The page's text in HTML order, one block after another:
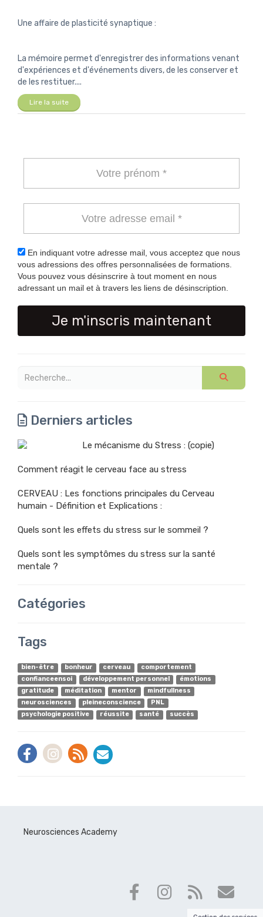
Une affaire de plasticité synaptique :
La mémoire permet d'enregistrer des informations venant
d'expériences et d'événements divers, de les conserver et
de les restituer....
Lire la suite
En indiquant votre adresse mail, vous acceptez que nous
vous adressions des offres personnalisées de formations.
Vous pouvez vous désinscrire à tout moment en nous
adressant un mail et à travers les liens de désinscription.
Je m'inscris maintenant
Derniers articles
Le mécanisme du Stress : (copie)
Comment réagit le cerveau face au stress
CERVEAU : Les fonctions principales du Cerveau
humain - Définition et Explications :
Quels sont les effets du stress sur le sommeil ?
Quels sont les symptômes du stress sur la santé
mentale ?
Catégories
Tags
bien-être bonheur cerveau
comportement
confianceensoi
développement personnel
émotions
gratitude
méditation mentor
mindfullness
neurosciences
pleineconscience
PNL
psychologie positive
réussite santé succès
Neurosciences Academy